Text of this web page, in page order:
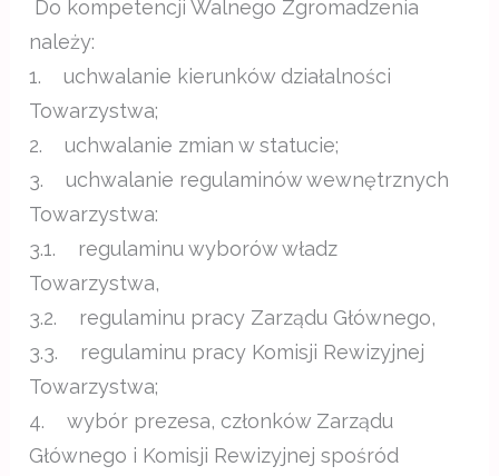
Do kompetencji Walnego Zgromadzenia
należy:
1. uchwalanie kierunków działalności
Towarzystwa;
2. uchwalanie zmian w statucie;
3. uchwalanie regulaminów wewnętrznych
Towarzystwa:
3.1. regulaminu wyborów władz
Towarzystwa,
3.2. regulaminu pracy Zarządu Głównego,
3.3. regulaminu pracy Komisji Rewizyjnej
Towarzystwa;
4. wybór prezesa, członków Zarządu
Głównego i Komisji Rewizyjnej spośród